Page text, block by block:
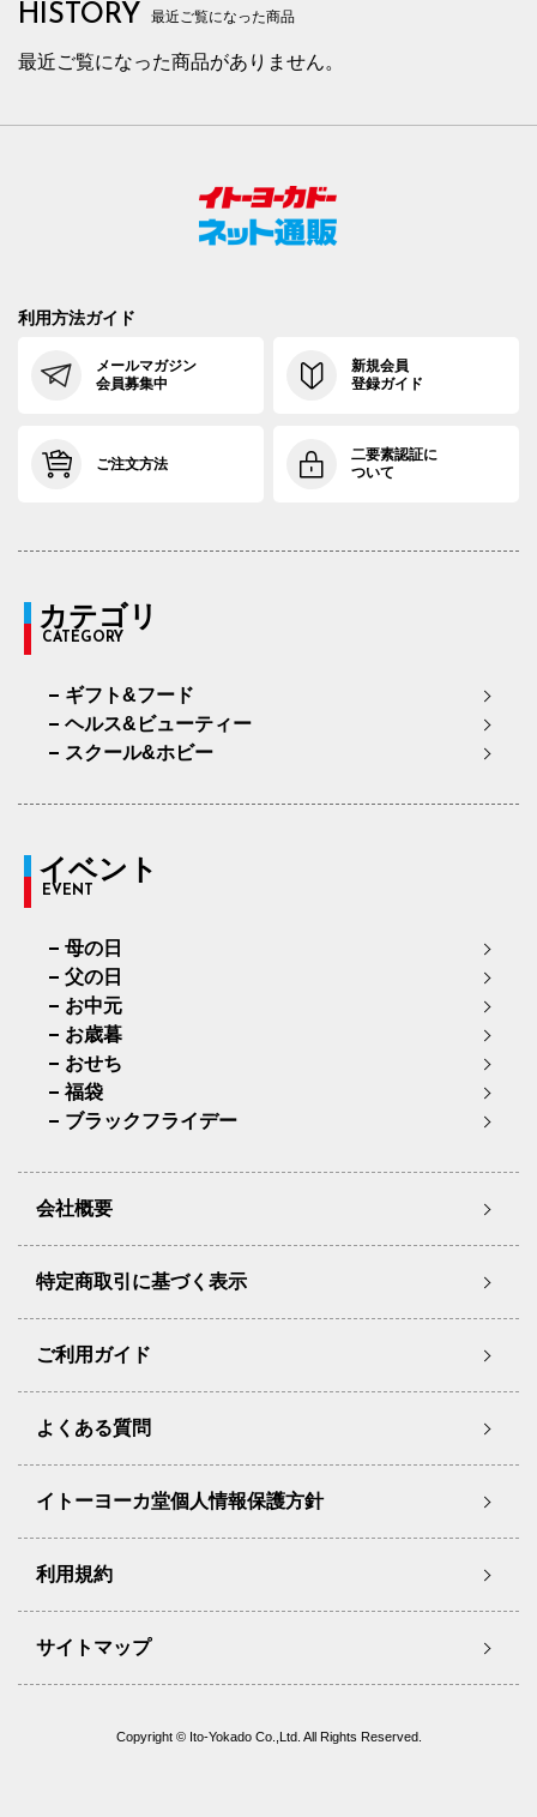
HISTORY 最近ご覧になった商品
最近ご覧になった商品がありません。
利用方法ガイド
メールマガジン
会員募集中
新規会員
登録ガイド
ご注文方法
二要素認証に
ついて
カテゴリ
CATEGORY
ギフト&フード
ヘルス&ビューティー
スクール&ホビー
イベント
EVENT
母の日
父の日
お中元
お歳暮
おせち
福袋
ブラックフライデー
会社概要
特定商取引に基づく表示
ご利用ガイド
よくある質問
イトーヨーカ堂個人情報保護方針
利用規約
サイトマップ
Copyright © Ito-Yokado Co.,Ltd. All Rights Reserved.